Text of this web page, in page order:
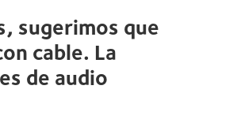
sugerimos que
cable. La
de audio